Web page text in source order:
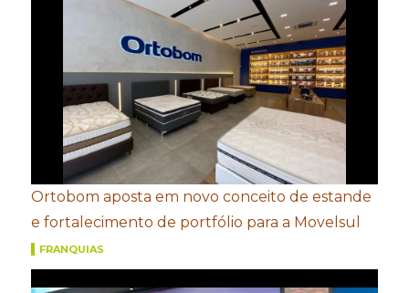
Ortobom aposta em novo conceito de estande
e fortalecimento de portfólio para a Movelsul
FRANQUIAS